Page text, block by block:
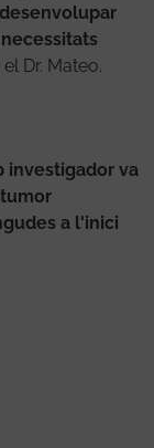
Dr. Mateo.
investigador va
a l'inici